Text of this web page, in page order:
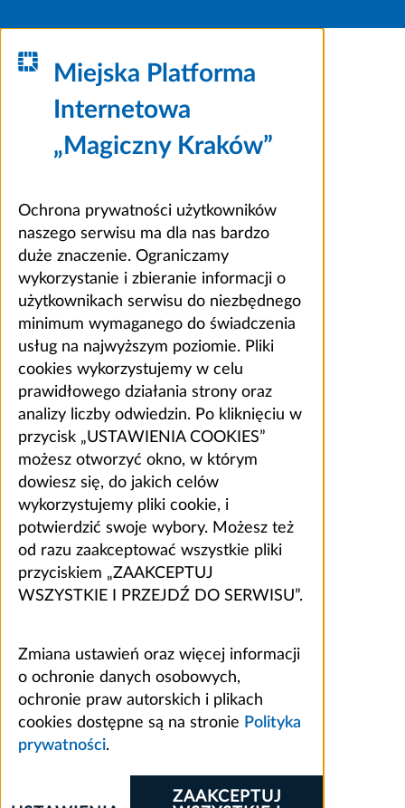
Miejska Platforma
Internetowa
„Magiczny Kraków”
Ochrona prywatności użytkowników
naszego serwisu ma dla nas bardzo
duże znaczenie. Ograniczamy
wykorzystanie i zbieranie informacji o
użytkownikach serwisu do niezbędnego
minimum wymaganego do świadczenia
usług na najwyższym poziomie. Pliki
cookies wykorzystujemy w celu
prawidłowego działania strony oraz
analizy liczby odwiedzin. Po kliknięciu w
przycisk „USTAWIENIA COOKIES”
możesz otworzyć okno, w którym
dowiesz się, do jakich celów
wykorzystujemy pliki cookie, i
potwierdzić swoje wybory. Możesz też
od razu zaakceptować wszystkie pliki
przyciskiem „ZAAKCEPTUJ
WSZYSTKIE I PRZEJDŹ DO SERWISU”.
Zmiana ustawień oraz więcej informacji
o ochronie danych osobowych,
ochronie praw autorskich i plikach
cookies dostępne są na stronie Polityka
prywatności.
ZAAKCEPTUJ